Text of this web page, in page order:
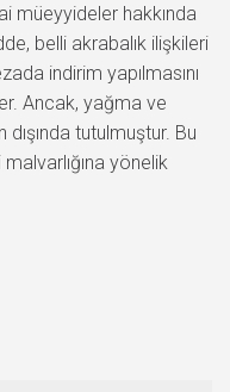
müeyyideler hakkında
belli akrabalık ilişkileri
indirim yapılmasını
Ancak, yağma ve
tutulmuştur. Bu
yönelik